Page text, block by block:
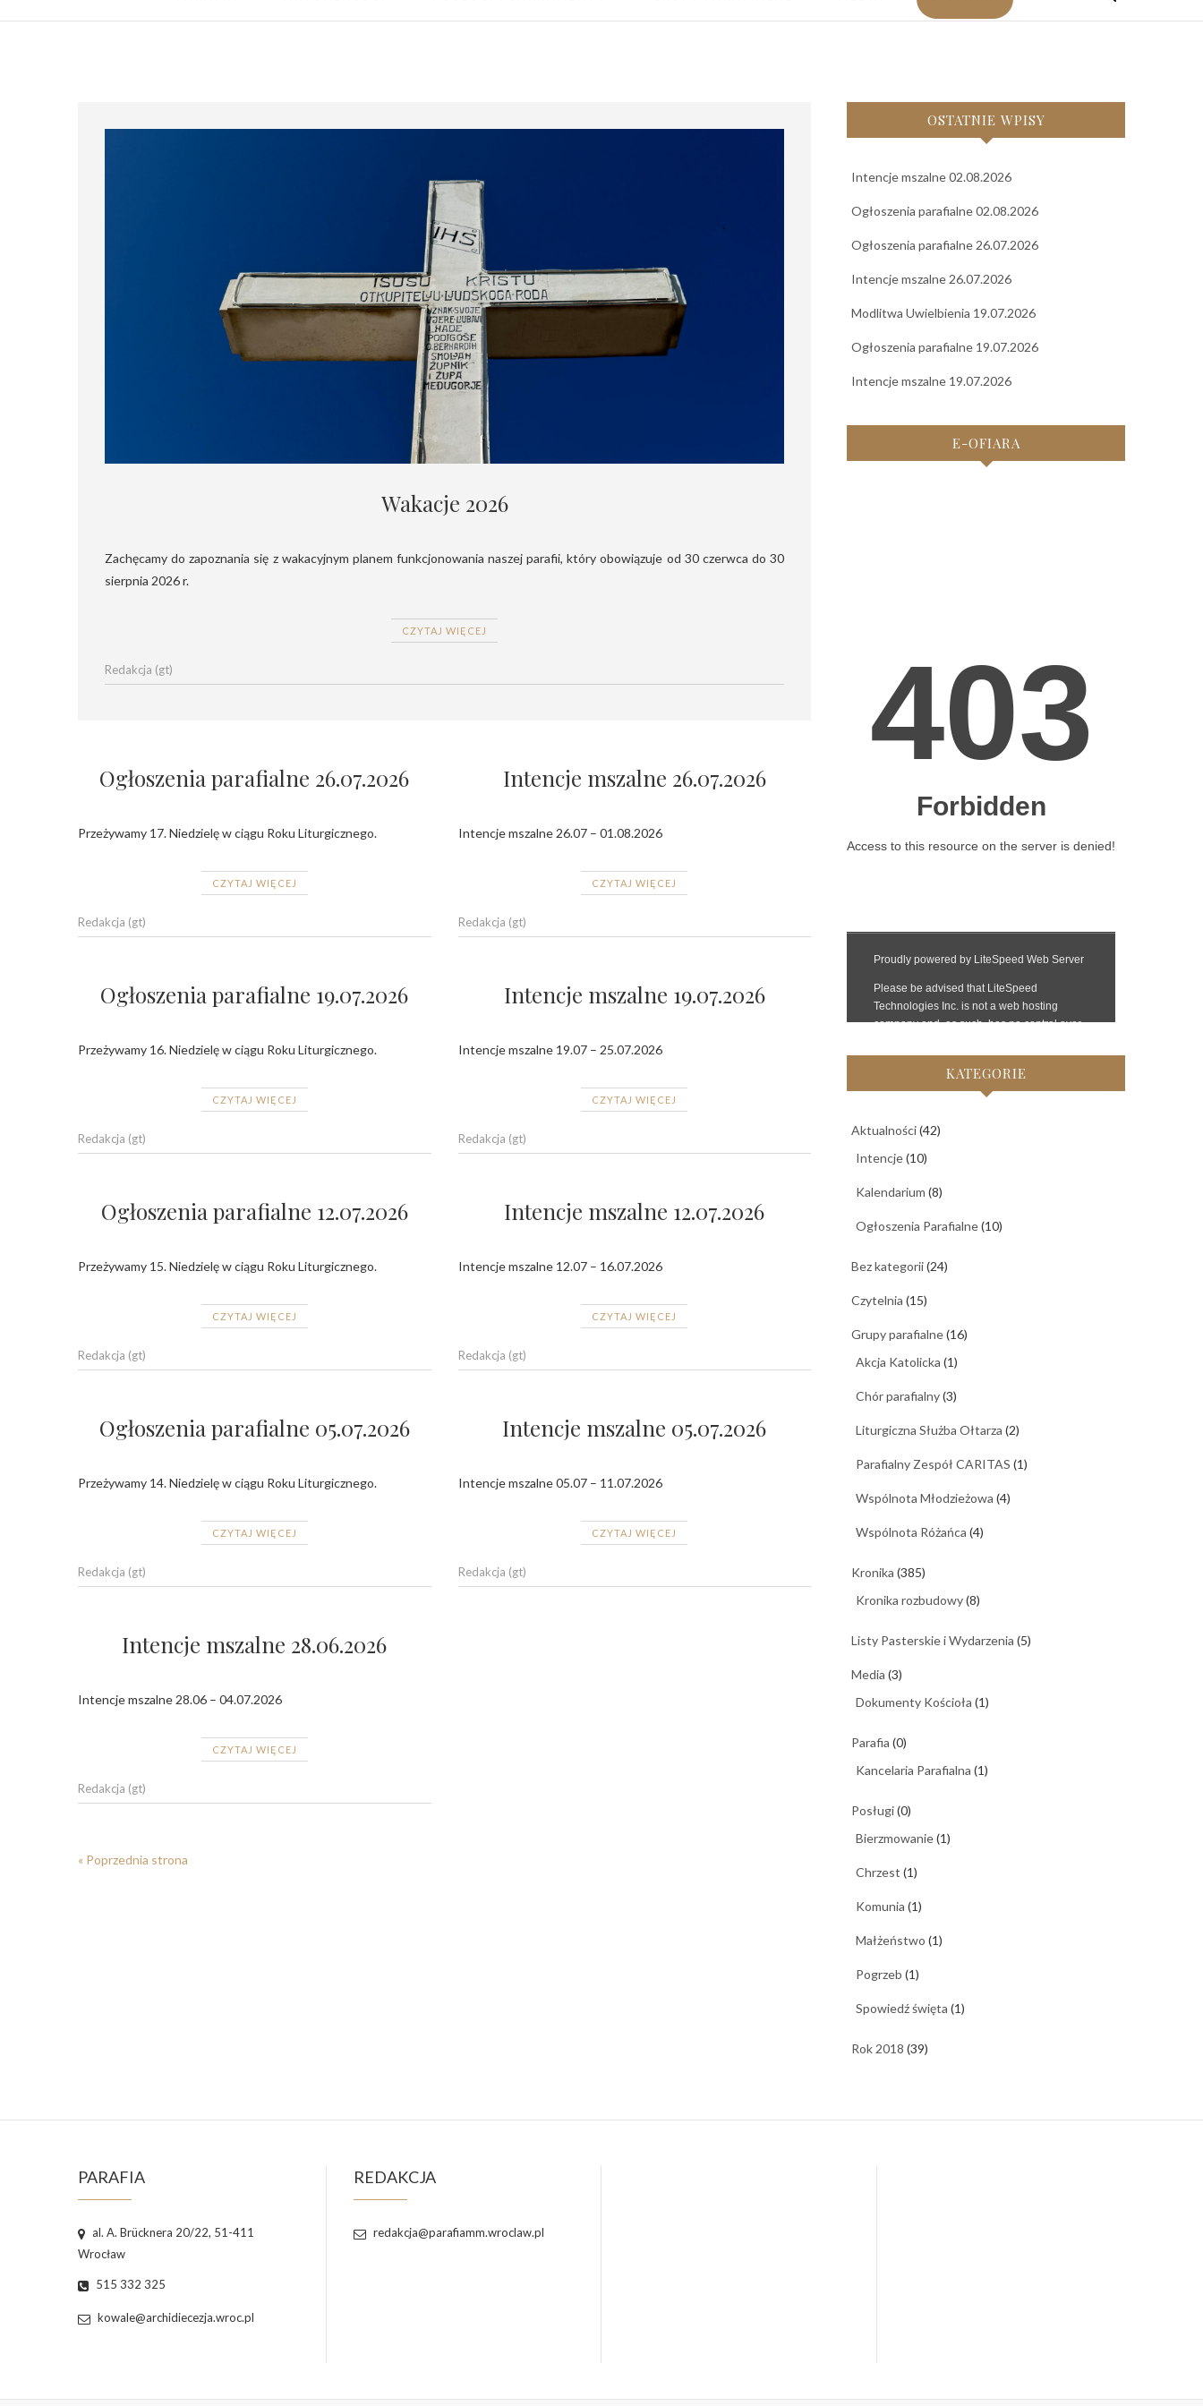
Wakacje 2026
Zachęcamy do zapoznania się z wakacyjnym planem funkcjonowania naszej parafii, który obowiązuje od 30 czerwca do 30
sierpnia 2026 r.
CZYTAJ WIĘCEJ
Redakcja (gt)
Ogłoszenia parafialne 26.07.2026
Przeżywamy 17. Niedzielę w ciągu Roku Liturgicznego.
CZYTAJ WIĘCEJ
Redakcja (gt)
Intencje mszalne 26.07.2026
Intencje mszalne 26.07 – 01.08.2026
CZYTAJ WIĘCEJ
Redakcja (gt)
Ogłoszenia parafialne 19.07.2026
Przeżywamy 16. Niedzielę w ciągu Roku Liturgicznego.
CZYTAJ WIĘCEJ
Redakcja (gt)
Intencje mszalne 19.07.2026
Intencje mszalne 19.07 – 25.07.2026
CZYTAJ WIĘCEJ
Redakcja (gt)
Ogłoszenia parafialne 12.07.2026
Przeżywamy 15. Niedzielę w ciągu Roku Liturgicznego.
CZYTAJ WIĘCEJ
Redakcja (gt)
Intencje mszalne 12.07.2026
Intencje mszalne 12.07 – 16.07.2026
CZYTAJ WIĘCEJ
Redakcja (gt)
Ogłoszenia parafialne 05.07.2026
Przeżywamy 14. Niedzielę w ciągu Roku Liturgicznego.
CZYTAJ WIĘCEJ
Redakcja (gt)
Intencje mszalne 05.07.2026
Intencje mszalne 05.07 – 11.07.2026
CZYTAJ WIĘCEJ
Redakcja (gt)
Intencje mszalne 28.06.2026
Intencje mszalne 28.06 – 04.07.2026
CZYTAJ WIĘCEJ
Redakcja (gt)
« Poprzednia strona
OSTATNIE WPISY
Intencje mszalne 02.08.2026
Ogłoszenia parafialne 02.08.2026
Ogłoszenia parafialne 26.07.2026
Intencje mszalne 26.07.2026
Modlitwa Uwielbienia 19.07.2026
Ogłoszenia parafialne 19.07.2026
Intencje mszalne 19.07.2026
E-OFIARA
KATEGORIE
Aktualności(42)
Intencje(10)
Kalendarium (8)
Ogłoszenia Parafialne(10)
Bez kategorii(24)
Czytelnia (15)
Grupy parafialne(16)
Akcja Katolicka (1)
Chór parafialny(3)
Liturgiczna Służba Ołtarza (2)
Parafialny Zespół CARITAS (1)
Wspólnota Młodzieżowa (4)
Wspólnota Różańca (4)
Kronika (385)
Kronika rozbudowy(8)
Listy Pasterskie i Wydarzenia (5)
Media (3)
Dokumenty Kościoła (1)
Parafia (0)
Kancelaria Parafialna (1)
Posługi(0)
Bierzmowanie(1)
Chrzest (1)
Komunia (1)
Małżeństwo (1)
Pogrzeb (1)
Spowiedź święta (1)
Rok 2018 (39)
PARAFIA
al. A. Brücknera 20/22, 51-411
Wrocław
515 332 325
kowale@archidiecezja.wroc.pl
REDAKCJA
redakcja@parafiamm.wroclaw.pl